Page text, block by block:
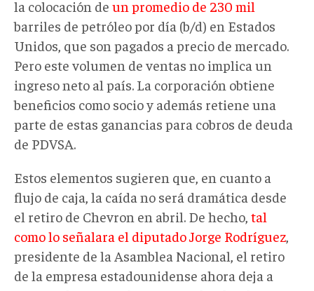
la colocación de un promedio de 230 mil
barriles de petróleo por día (b/d) en Estados
Unidos, que son pagados a precio de mercado.
Pero este volumen de ventas no implica un
ingreso neto al país. La corporación obtiene
beneficios como socio y además retiene una
parte de estas ganancias para cobros de deuda
de PDVSA.
Estos elementos sugieren que, en cuanto a
flujo de caja, la caída no será dramática desde
el retiro de Chevron en abril. De hecho, tal
como lo señalara el diputado Jorge Rodríguez
presidente de la Asamblea Nacional, el retiro
de la empresa estadounidense ahora deja a